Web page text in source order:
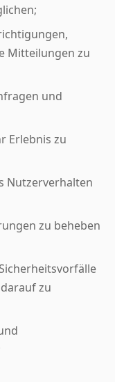
Mitteilungen zu
und
Erlebnis zu
Nutzerverhalten
zu beheben
zu